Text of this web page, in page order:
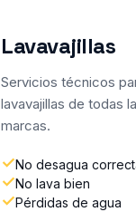
Lavavajillas
Servicios técnicos
lavavajillas de todas
marcas.
No desagua
No lava bien
Pérdidas de agua